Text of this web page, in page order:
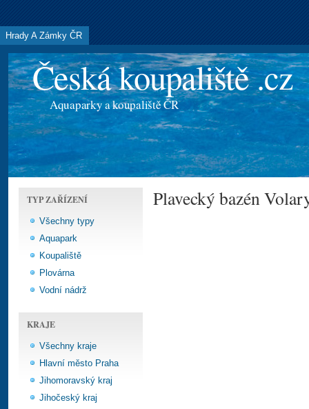
Hrady A Zámky ČR
Česká koupaliště .cz
Aquaparky a koupaliště ČR
TYP ZAŘÍZENÍ
Všechny typy
Aquapark
Koupaliště
Plovárna
Vodní nádrž
KRAJE
Všechny kraje
Hlavní město Praha
Jihomoravský kraj
Jihočeský kraj
Plavecký bazén